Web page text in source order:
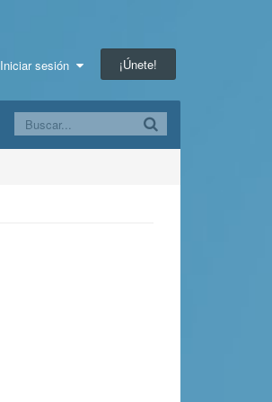
Iniciar sesión ¡Únete!